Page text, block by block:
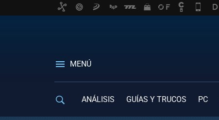
MENÚ
ANÁLISIS GUÍAS Y TRUCOS PC